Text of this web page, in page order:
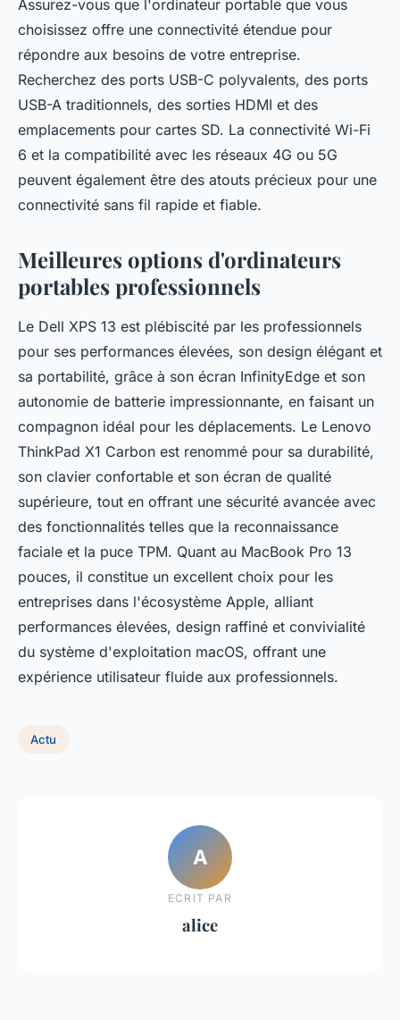
Assurez-vous que l'ordinateur portable que vous
choisissez offre une connectivité étendue pour
répondre aux besoins de votre entreprise.
Recherchez des ports USB-C polyvalents, des ports
USB-A traditionnels, des sorties HDMI et des
emplacements pour cartes SD. La connectivité Wi-Fi
6 et la compatibilité avec les réseaux 4G ou 5G
peuvent également être des atouts précieux pour une
connectivité sans fil rapide et fiable.
Meilleures options d'ordinateurs
portables professionnels
Le Dell XPS 13 est plébiscité par les professionnels
pour ses performances élevées, son design élégant et
sa portabilité, grâce à son écran InfinityEdge et son
autonomie de batterie impressionnante, en faisant un
compagnon idéal pour les déplacements. Le Lenovo
ThinkPad X1 Carbon est renommé pour sa durabilité,
son clavier confortable et son écran de qualité
supérieure, tout en offrant une sécurité avancée avec
des fonctionnalités telles que la reconnaissance
faciale et la puce TPM. Quant au MacBook Pro 13
pouces, il constitue un excellent choix pour les
entreprises dans l'écosystème Apple, alliant
performances élevées, design raffiné et convivialité
du système d'exploitation macOS, offrant une
expérience utilisateur fluide aux professionnels.
Actu
A
ECRIT PAR
alice